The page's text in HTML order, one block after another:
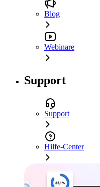
Blog
Webinare
Support
Support
Hilfe-Center